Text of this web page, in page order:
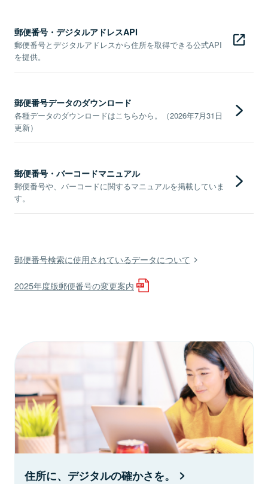
郵便番号・デジタルアドレスAPI
郵便番号とデジタルアドレスから住所を取得できる公式API
を提供。
郵便番号データのダウンロード
各種データのダウンロードはこちらから。（2026年7月31日
更新）
郵便番号・バーコードマニュアル
郵便番号や、バーコードに関するマニュアルを掲載していま
す。
郵便番号検索に使用されているデータについて
2025年度版郵便番号の変更案内
住所に、デジタルの確かさを。